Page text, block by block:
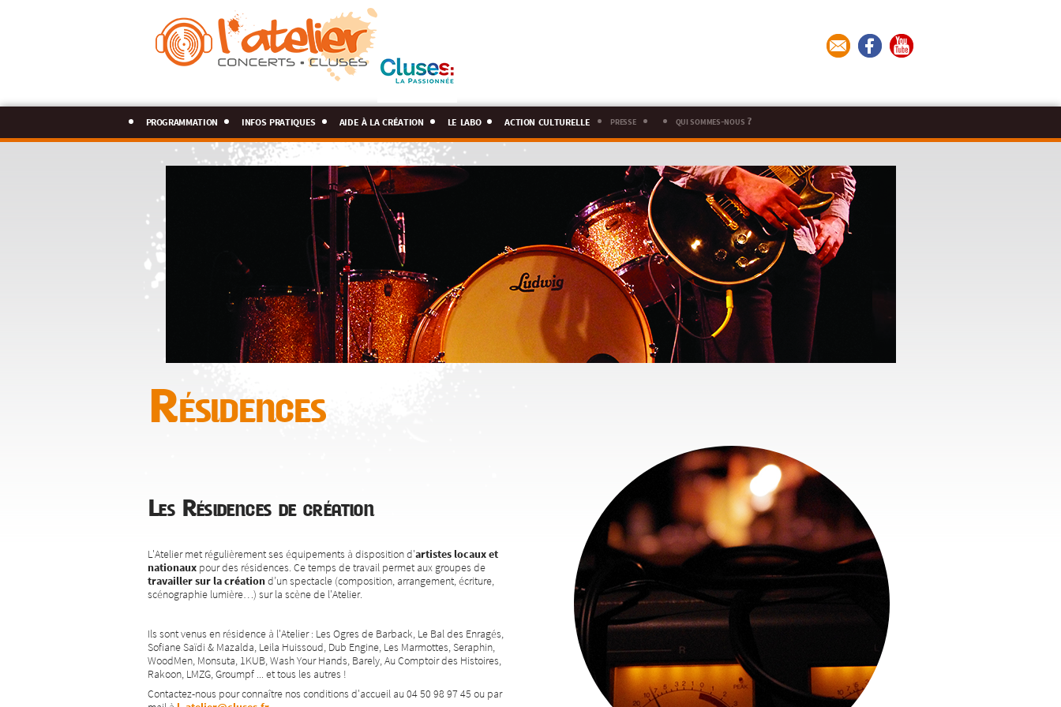
programmation infos pratiques aide à la création le labo action culturelle presse qui sommes-nous ?
Résidences
Les Résidences de création
L'Atelier met régulièrement ses équipements à disposition d'artistes locaux et
nationaux pour des résidences. Ce temps de travail permet aux groupes de
travailler sur la créationd’un spectacle (composition, arrangement, écriture,
scénographie lumière…) sur la scène de l'Atelier.
Ils sont venus en résidence à l'Atelier : Les Ogres de Barback, Le Bal des Enragés,
Sofiane Saïdi & Mazalda, Leila Huissoud, Dub Engine, Les Marmottes, Seraphin,
WoodMen, Monsuta, 1KUB, Wash Your Hands, Barely, Au Comptoir des Histoires,
Rakoon, LMZG, Groumpf ... et tous les autres !
Contactez-nous pour connaître nos conditions d'accueil au 04 50 98 97 45 ou par